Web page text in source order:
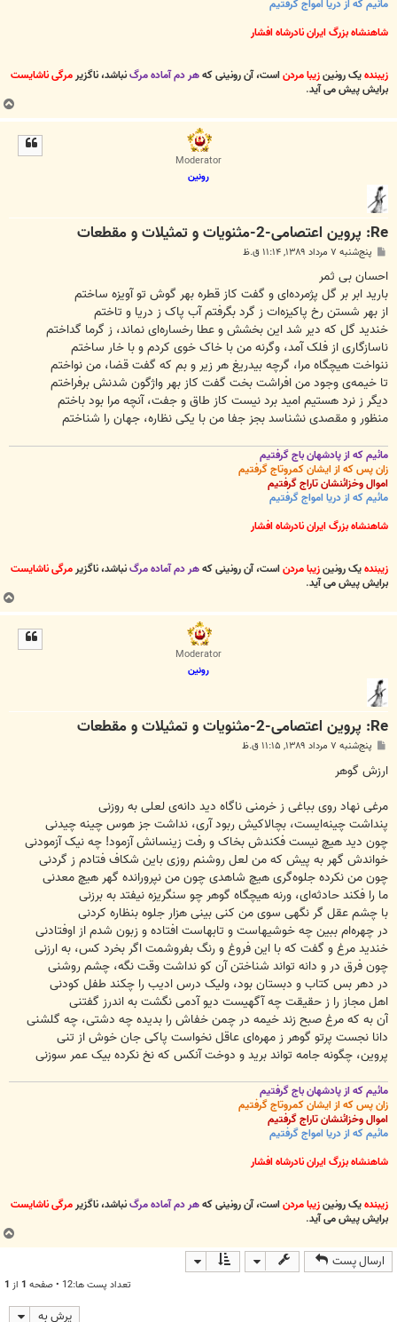
مائیم که از دریا امواج گرفتیم
شاهنشاه بزرگ ایران نادرشاه افشار
زیبندهیک رونینزیبا مردن است، آن رونینی کههر دم آماده مرگنباشد، ناگزیرمرگی ناشایست
برایش پیش می آید.
Moderator
رونین
Re: پروین اعتصامی-2-مثنویات و تمثیلات و مقطعات
س
ت
پنج‌شنبه ۷ مرداد ۱۳۸۹, ۱۱:۱۴ ق.ظ
احسان بی ثمر
بارید ابر بر گل پژمرده‌ای و گفت کاز قطره بهر گوش تو آویزه ساختم
از بهر شستن رخ پاکیزه‌ات ز گرد بگرفتم آب پاک ز دریا و تاختم
خندید گل که دیر شد این بخشش و عطا رخساره‌ای نماند، ز گرما گداختم
ناسازگاری از فلک آمد، وگرنه من با خاک خوی کردم و با خار ساختم
ننواخت هیچگاه مرا، گرچه بیدریغ هر زیر و بم که گفت قضا، من نواختم
تا خیمه‌ی وجود من افراشت بخت گفت کاز بهر واژگون شدنش برفراختم
دیگر ز نرد هستیم امید برد نیست کاز طاق و جفت، آنچه مرا بود باختم
منظور و مقصدی نشناسد بجز جفا من با یکی نظاره، جهان را شناختم
مائیم که از پادشهان باج گرفتیم
زان پس که از ایشان کمروتاج گرفتیم
اموال وخزائنشان تاراج گرفتیم
مائیم که از دریا امواج گرفتیم
شاهنشاه بزرگ ایران نادرشاه افشار
زیبندهیک رونینزیبا مردن است، آن رونینی کههر دم آماده مرگنباشد، ناگزیرمرگی ناشایست
برایش پیش می آید.
Moderator
رونین
Re: پروین اعتصامی-2-مثنویات و تمثیلات و مقطعات
س
ت
پنج‌شنبه ۷ مرداد ۱۳۸۹, ۱۱:۱۵ ق.ظ
ارزش گوهر
مرغی نهاد روی بباغی ز خرمنی ناگاه دید دانه‌ی لعلی به روزنی
پنداشت چینه‌ایست، بچالاکیش ربود آری، نداشت جز هوس چینه چیدنی
چون دید هیچ نیست فکندش بخاک و رفت زینسانش آزمود! چه نیک آزمودنی
خواندش گهر به پیش که من لعل روشنم روزی باین شکاف فتادم ز گردنی
چون من نکرده جلوه‌گری هیچ شاهدی چون من نپرورانده گهر هیچ معدنی
ما را فکند حادثه‌ای، ورنه هیچگاه گوهر چو سنگریزه نیفتد به برزنی
با چشم عقل گر نگهی سوی من کنی بینی هزار جلوه بنظاره کردنی
در چهره‌ام ببین چه خوشیهاست و تابهاست افتاده و زبون شدم از اوفتادنی
خندید مرغ و گفت که با این فروغ و رنگ بفروشمت اگر بخرد کس، به ارزنی
چون فرق در و دانه تواند شناختن آن کو نداشت وقت نگه، چشم روشنی
در دهر بس کتاب و دبستان بود، ولیک درس ادیب را چکند طفل کودنی
اهل مجاز را ز حقیقت چه آگهیست دیو آدمی نگشت به اندرز گفتنی
آن به که مرغ صبح زند خیمه در چمن خفاش را بدیده چه دشتی، چه گلشنی
دانا نجست پرتو گوهر ز مهره‌ای عاقل نخواست پاکی جان خوش از تنی
پروین، چگونه جامه تواند برید و دوخت آنکس که نخ نکرده بیک عمر سوزنی
مائیم که از پادشهان باج گرفتیم
زان پس که از ایشان کمروتاج گرفتیم
اموال وخزائنشان تاراج گرفتیم
مائیم که از دریا امواج گرفتیم
شاهنشاه بزرگ ایران نادرشاه افشار
زیبندهیک رونینزیبا مردن است، آن رونینی کههر دم آماده مرگنباشد، ناگزیرمرگی ناشایست
برایش پیش می آید.
ارسال پست
تعداد پست ها:12 • صفحه 1 از 1
پرش به